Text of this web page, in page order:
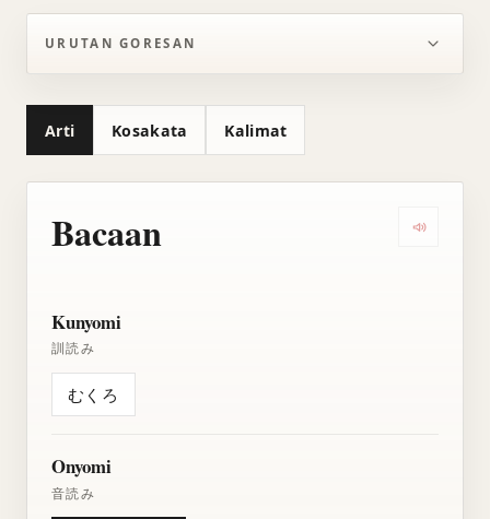
URUTAN GORESAN
Arti Kosakata Kalimat
Bacaan
Kunyomi
訓読み
むくろ
Onyomi
音読み